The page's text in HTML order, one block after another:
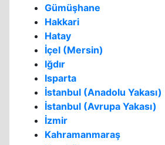
Gümüşhane
Hakkari
Hatay
İçel (Mersin)
Iğdır
Isparta
İstanbul (Anadolu Yakası)
İstanbul (Avrupa Yakası)
İzmir
Kahramanmaraş